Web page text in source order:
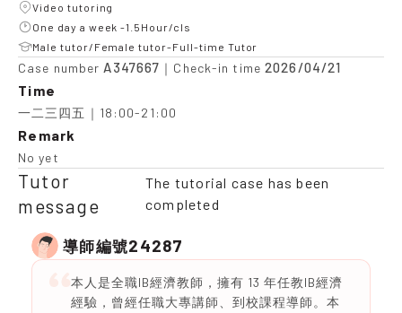
Video tutoring
One day a week -1.5Hour/cls
Male tutor/Female tutor-Full-time Tutor
Case number A347667 ｜Check-in time2026/04/21
Time
一二三四五｜18:00-21:00
Remark
No yet
Tutor
message
The tutorial case has been
completed
導師編號24287
本人是全職IB經濟教師，擁有 13 年任教IB經濟
經驗，曾經任職大專講師、到校課程導師。本